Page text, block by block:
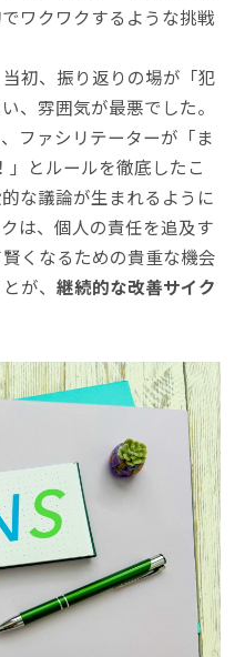
ワクワクするような挑戦
初、振り返りの場が「犯
、雰囲気が最悪でした。
ファシリテーターが「ま
とルールを徹底したこ
な議論が生まれるように
は、個人の責任を追及す
くなるための貴重な機会
が、継続的な改善サイク